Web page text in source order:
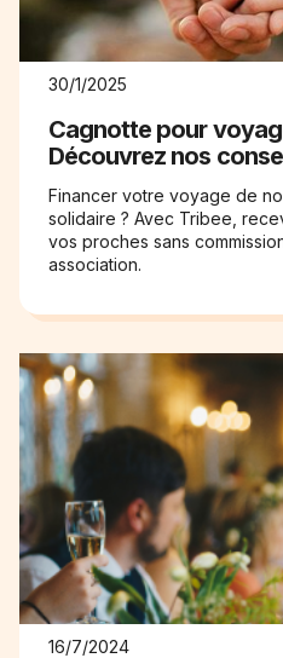
30/1/2025
Cagnotte pour
Découvrez nos
Financer votre voyage de
solidaire ? Avec Tribee,
vos proches sans
association.
16/7/2024